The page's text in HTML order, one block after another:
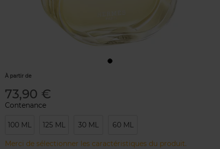
À partir de
73,90 €
Contenance
100 ML 125 ML 30 ML 60 ML
Merci de sélectionner les caractéristiques du produit.